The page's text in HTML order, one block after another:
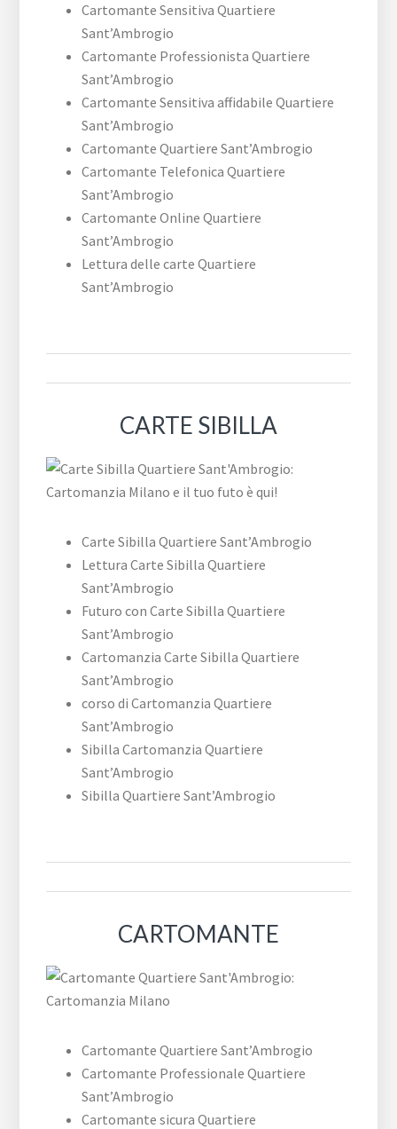
Cartomante Sensitiva Quartiere
Sant’Ambrogio
Cartomante Professionista Quartiere
Sant’Ambrogio
Cartomante Sensitiva affidabile Quartiere
Sant’Ambrogio
Cartomante Quartiere Sant’Ambrogio
Cartomante Telefonica Quartiere
Sant’Ambrogio
Cartomante Online Quartiere
Sant’Ambrogio
Lettura delle carte Quartiere
Sant’Ambrogio
CARTE SIBILLA
Carte Sibilla Quartiere Sant’Ambrogio
Lettura Carte Sibilla Quartiere
Sant’Ambrogio
Futuro con Carte Sibilla Quartiere
Sant’Ambrogio
Cartomanzia Carte Sibilla Quartiere
Sant’Ambrogio
corso di Cartomanzia Quartiere
Sant’Ambrogio
Sibilla Cartomanzia Quartiere
Sant’Ambrogio
Sibilla Quartiere Sant’Ambrogio
CARTOMANTE
Cartomante Quartiere Sant’Ambrogio
Cartomante Professionale Quartiere
Sant’Ambrogio
Cartomante sicura Quartiere